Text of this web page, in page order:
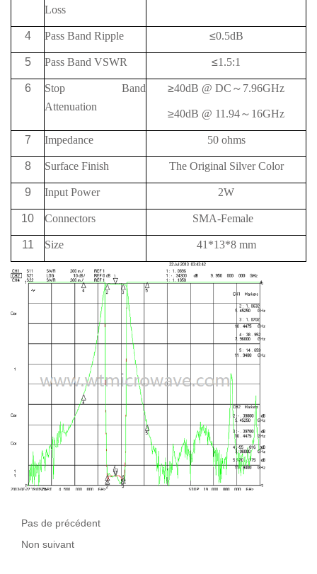
Loss
4 Pass Band Ripple ≤0.5dB
5 Pass Band VSWR ≤1.5:1
6
Stop Band
Attenuation
≥40dB @ DC ～ 7.96GHz
≥40dB @ 11.94～ 16GHz
7 Impedance 50 ohms
8 Surface Finish The Original Silver Color
9 Input Power 2W
10 Connectors SMA-Female
11 Size 41*13*8 mm
Pas de précédent
Non suivant